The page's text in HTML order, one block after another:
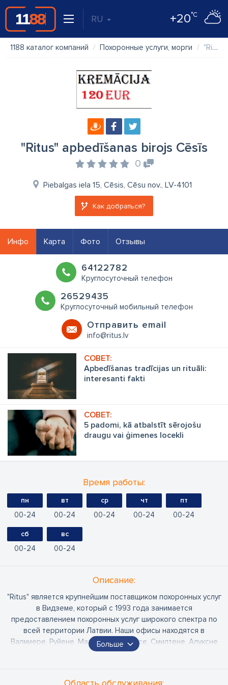
RU +20°C
1188 каталог компаний Похоронные услуги, морги "Ritus" apbedīšanas birojs Cēsīs
"Ritus" apbedīšanas birojs Cēsīs
0
Piebalgas iela 15, Cēsis, Cēsu nov., LV-4101
Как добраться?
Инфо Карта Фото Отзывы
64122782
Круглосуточный телефон
26529435
Круглосуточный мобильный телефон
Oтправить email
info@ritus.lv
Apbedīšanas tradīcijas un rituāli:
interesanti fakti
5 padomi, kā atbalstīt sērojošu
draugu vai ģimenes locekli
Время работы:
пн
00 24
вт
00 24
ср
00 24
чт
00 24
пт
00 24
сб
00 24
вс
00 24
Oписание:
"Ritus" является крупнейшим поставщиком похоронных услуг
в Видземе, который с 1993 года занимается
предоставлением похоронных услуг широкого спектра по
всей территории Латвии. Наши офисы находятся в
Валмиере, Руйене, Мазсалаце, Цесисе, Смилтене, Алуксне
(Ritums), Гулбене, Балви (Ritums) и Мадоне (Ozīriss). Опыт и
Больше